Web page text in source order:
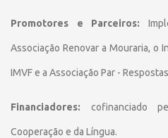
Promotores e Parceiros:
Associação Renovar a Mouraria, o
IMVF e a Associação Par -
Financiadores: cofinanciado
Cooperação e da Língua.